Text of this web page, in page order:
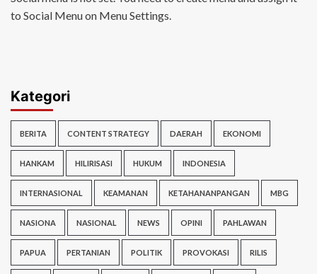
to Social Menu on Menu Settings.
Kategori
BERITA CONTENT STRATEGY DAERAH EKONOMI
HANKAM HILIRISASI HUKUM INDONESIA
INTERNASIONAL KEAMANAN KETAHANANPANGAN MBG
NASIONA NASIONAL NEWS OPINI PAHLAWAN
PAPUA PERTANIAN POLITIK PROVOKASI RILIS